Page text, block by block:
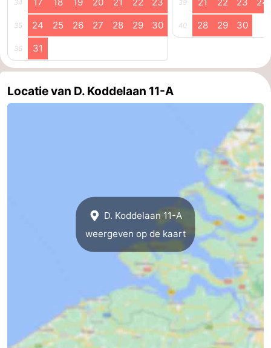
34
35 24 25 26 27 28 29 30
36 31
39
40 28 29 30
Locatie van D. Koddelaan 11-A
D. Koddelaan 11-A
weergeven op de kaart